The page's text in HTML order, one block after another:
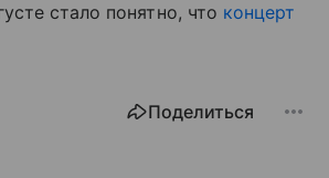
стало понятно, что концерт
Поделиться